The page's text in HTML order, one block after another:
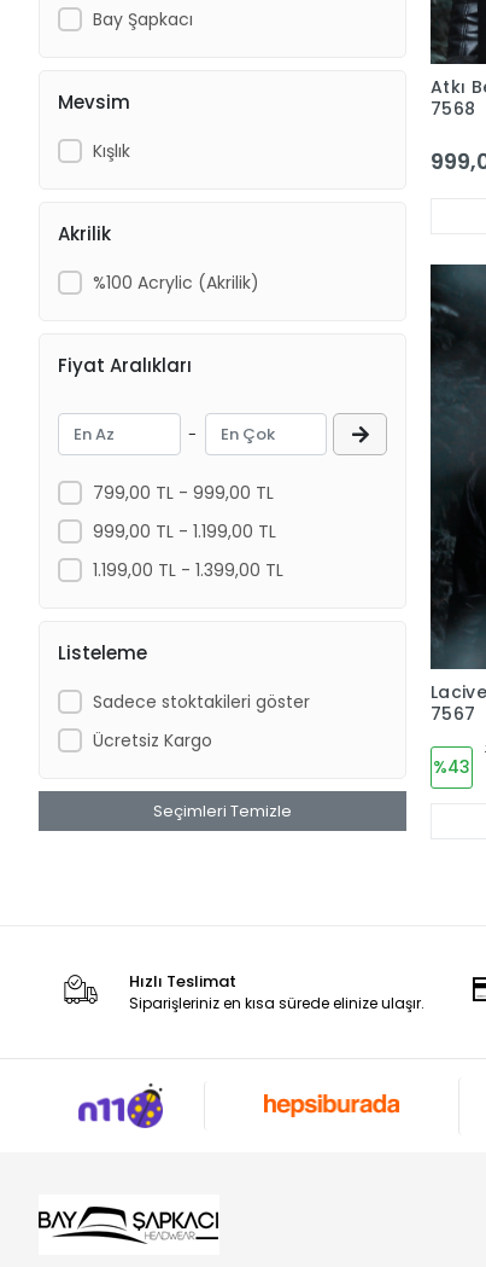
Bay Şapkacı
Mevsim
Kışlık
Akrilik
%100 Acrylic (Akrilik)
Fiyat Aralıkları
-
799,00 TL - 999,00 TL
999,00 TL - 1.199,00 TL
1.199,00 TL - 1.399,00 TL
Listeleme
Sadece stoktakileri göster
Ücretsiz Kargo
Seçimleri Temizle
Atkı
7568
7567
%43
Hızlı Teslimat
Siparişleriniz en kısa sürede elinize ulaşır.